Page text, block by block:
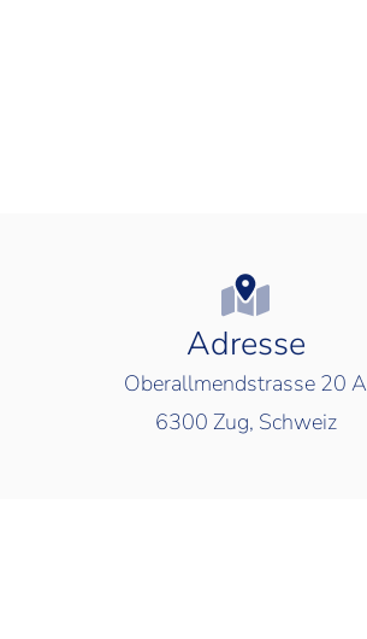
Adresse
Oberallmendstrasse 20 A
6300 Zug, Schweiz